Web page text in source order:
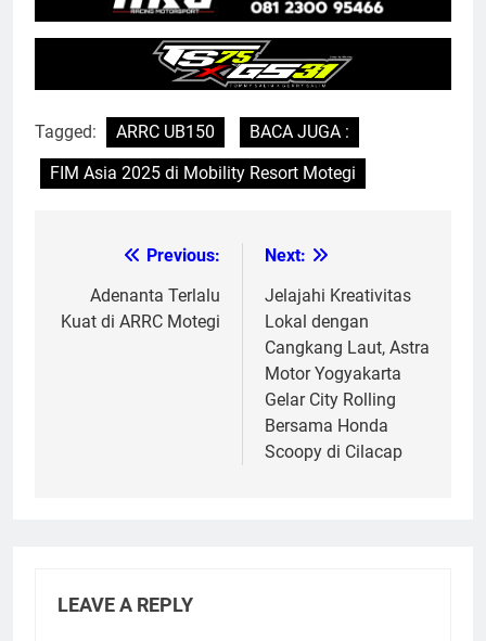
Tagged: ARRC UB150
BACA JUGA :
FIM Asia 2025 di Mobility Resort Motegi
navigation
Previous:
Adenanta Terlalu
Kuat di ARRC Motegi
Next:
Jelajahi Kreativitas
Lokal dengan
Cangkang Laut, Astra
Motor Yogyakarta
Gelar City Rolling
Bersama Honda
Scoopy di Cilacap
LEAVE A REPLY